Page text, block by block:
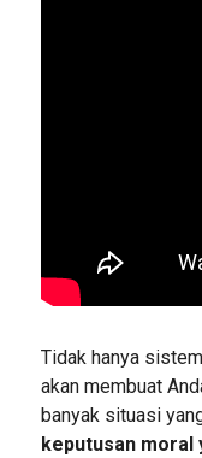
Tidak hanya
akan membuat
banyak situasi
keputusan moral